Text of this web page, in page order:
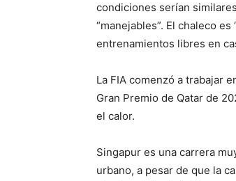
condiciones serían
“manejables”. El chaleco
entrenamientos libres en
La FIA comenzó a trabajar
Gran Premio de Qatar de
el calor.
Singapur es una carrera
urbano, a pesar de que la